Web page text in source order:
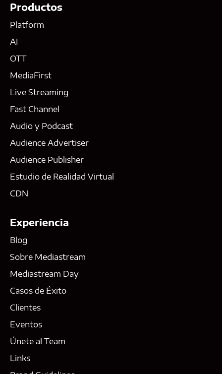
Productos
Platform
AI
OTT
MediaFirst
Live Streaming
Fast Channel
Audio y Podcast
Audience Advertiser
Audience Publisher
Estudio de Realidad Virtual
CDN
Experiencia
Blog
Sobre Mediastream
Mediastream Day
Casos de Éxito
Clientes
Eventos
Únete al Team
Links